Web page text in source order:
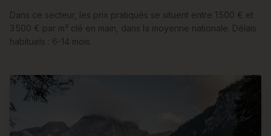
Dans ce secteur, les prix pratiqués se situent entre 1 500 € et
3 500 € par m² clé en main, dans la moyenne nationale. Délais
habituels : 6-14 mois.